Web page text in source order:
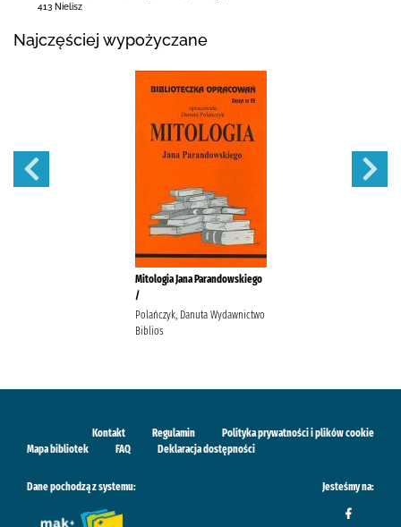
413 Nielisz
Najczęściej wypożyczane
Mitologia Jana Parandowskiego
/
Polańczyk, Danuta Wydawnictwo
Biblios
Kontakt Regulamin
Polityka prywatności i plików cookie
Mapa bibliotek
FAQ Deklaracja dostępności
Dane pochodzą z systemu: Jesteśmy na: